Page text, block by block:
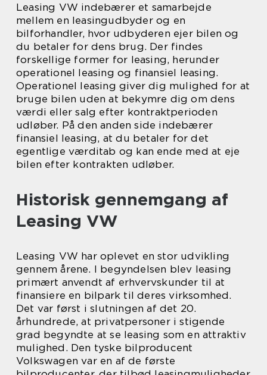
Leasing VW indebærer et samarbejde
mellem en leasingudbyder og en
bilforhandler, hvor udbyderen ejer bilen og
du betaler for dens brug. Der findes
forskellige former for leasing, herunder
operationel leasing og finansiel leasing.
Operationel leasing giver dig mulighed for at
bruge bilen uden at bekymre dig om dens
værdi eller salg efter kontraktperioden
udløber. På den anden side indebærer
finansiel leasing, at du betaler for det
egentlige værditab og kan ende med at eje
bilen efter kontrakten udløber.
Historisk gennemgang af
Leasing VW
Leasing VW har oplevet en stor udvikling
gennem årene. I begyndelsen blev leasing
primært anvendt af erhvervskunder til at
finansiere en bilpark til deres virksomhed.
Det var først i slutningen af det 20.
århundrede, at privatpersoner i stigende
grad begyndte at se leasing som en attraktiv
mulighed. Den tyske bilproducent
Volkswagen var en af de første